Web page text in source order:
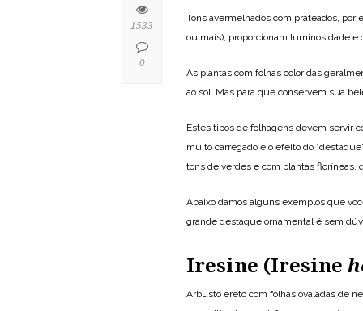
Tons avermelhados com prateados, por
ou mais), proporcionam luminosidade e
As plantas com folhas coloridas
ao sol. Mas para que conservem sua
Estes tipos de folhagens devem servir
muito carregado e o efeito do
tons de verdes e com plantas floríneas,
Abaixo damos alguns exemplos que
grande destaque ornamental é sem
Iresine (Iresine
Arbusto ereto com folhas ovaladas de
1533
0